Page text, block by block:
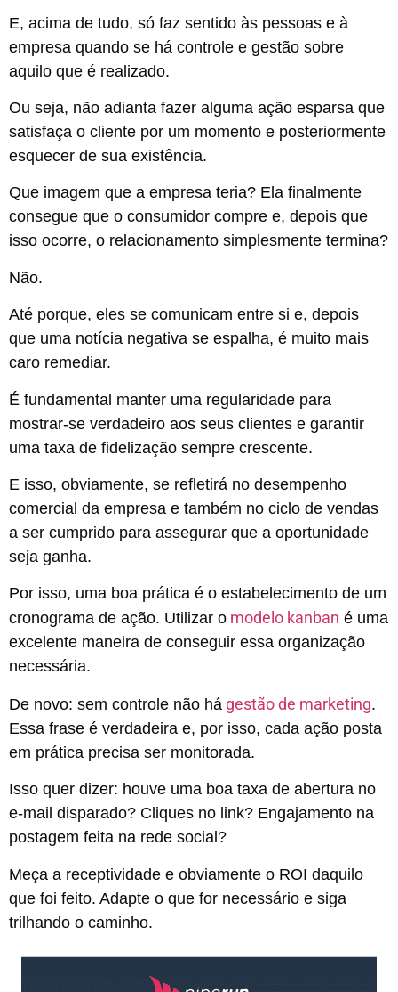
E, acima de tudo, só faz sentido às pessoas e à
empresa quando se há controle e gestão sobre
aquilo que é realizado.
Ou seja, não adianta fazer alguma ação esparsa que
satisfaça o cliente por um momento e posteriormente
esquecer de sua existência.
Que imagem que a empresa teria? Ela finalmente
consegue que o consumidor compre e, depois que
isso ocorre, o relacionamento simplesmente termina?
Não.
Até porque, eles se comunicam entre si e, depois
que uma notícia negativa se espalha, é muito mais
caro remediar.
É fundamental manter uma regularidade para
mostrar-se verdadeiro aos seus clientes e garantir
uma taxa de fidelização sempre crescente.
E isso, obviamente, se refletirá no desempenho
comercial da empresa e também no ciclo de vendas
a ser cumprido para assegurar que a oportunidade
seja ganha.
Por isso, uma boa prática é o estabelecimento de um
cronograma de ação. Utilizar o modelo kanban é uma
excelente maneira de conseguir essa organização
necessária.
De novo: sem controle não há gestão de marketing.
Essa frase é verdadeira e, por isso, cada ação posta
em prática precisa ser monitorada.
Isso quer dizer: houve uma boa taxa de abertura no
e-mail disparado? Cliques no link? Engajamento na
postagem feita na rede social?
Meça a receptividade e obviamente o ROI daquilo
que foi feito. Adapte o que for necessário e siga
trilhando o caminho.